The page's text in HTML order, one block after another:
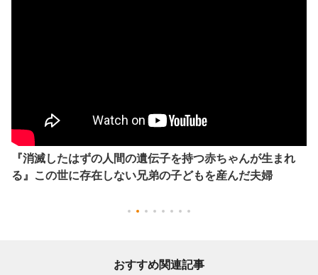
『消滅したはずの人間の遺伝子を持つ赤ちゃんが生まれ
る』この世に存在しない兄弟の子どもを産んだ夫婦
おすすめ関連記事